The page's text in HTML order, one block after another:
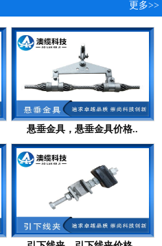
更多>>
悬垂金具，悬垂金具价格..